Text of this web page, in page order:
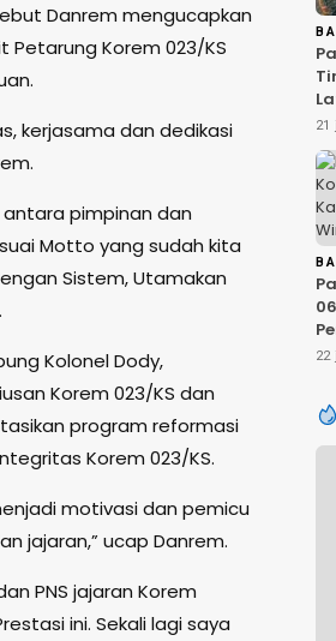
Danrem mengucapkan
Petarung Korem 023/KS
kerjasama dan dedikasi
pimpinan dan
Motto yang sudah kita
Sistem, Utamakan
Kolonel Dody,
Korem 023/KS dan
program reformasi
Korem 023/KS.
motivasi dan pemicu
jajaran,” ucap Danrem.
PNS jajaran Korem
ini. Sekali lagi saya
21
22